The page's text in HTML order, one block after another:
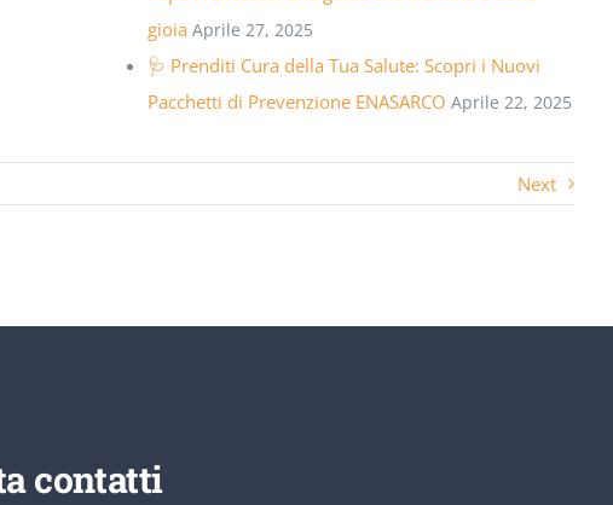
gioia Aprile 27, 2025
🩺 Prenditi Cura della Tua Salute: Scopri i Nuovi
Pacchetti di Prevenzione ENASARCO Aprile 22, 2025
Next
contatti